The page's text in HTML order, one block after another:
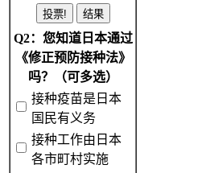
Q2：您知道日本通过
《修正预防接种法》
吗？（可多选）
接种疫苗是日本
国民有义务
接种工作由日本
各市町村实施